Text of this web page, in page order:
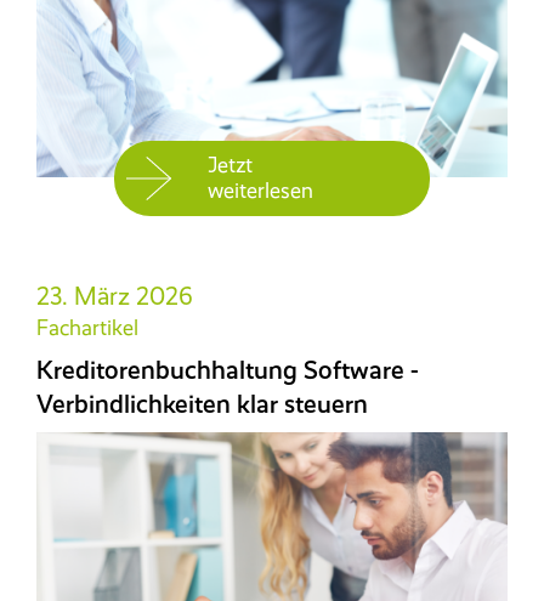
Jetzt
weiterlesen
23. März 2026
Fachartikel
Kreditorenbuchhaltung Software -
Verbindlichkeiten klar steuern